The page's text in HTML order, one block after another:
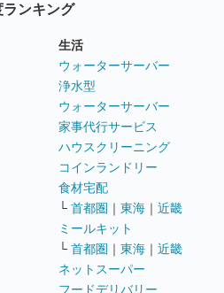
ンキング
生活
ウォーターサーバー
浄水型
ウォーターサーバー
家事代行サービス
ハウスクリーニング
コインランドリー
食材宅配
└ 首都圏 ｜ 東海 ｜ 近畿
ミールキット
└ 首都圏 ｜ 東海 ｜ 近畿
ネットスーパー
フードデリバリー